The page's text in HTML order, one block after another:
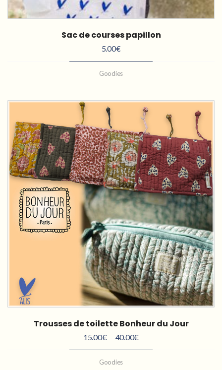
Sac de courses papillon
5.00€
Goodies
Trousses de toilette Bonheur du Jour
15.00€ – 40.00€Plage
de
Goodies